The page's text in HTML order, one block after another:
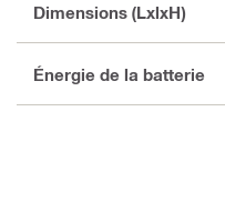
Dimensions (LxlxH)
Énergie de la batterie